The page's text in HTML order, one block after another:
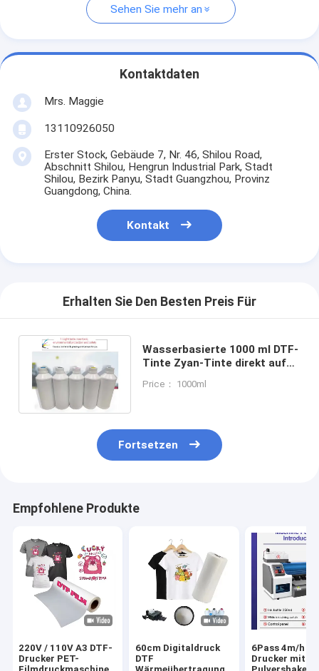
Sehen Sie mehr an
Kontaktdaten
Mrs. Maggie
13110926050
Erster Stock, Gebäude 7, Nr. 46, Shilou Road,
Abschnitt Shilou, Hengrun Industrial Park, Stadt
Shilou, Bezirk Panyu, Stadt Guangzhou, Provinz
Guangdong, China.
Kontakt
Erhalten Sie Den Besten Preis Für
Wasserbasierte 1000 ml DTF-
Tinte Zyan-Tinte direkt auf
Haltbarkeit
Price： 1000ml
Fortsetzen
Empfohlene Produkte
220V / 110V A3 DTF-
Drucker PET-
60cm Digitaldruck
DTF
6Pass 4m/h
Drucker mit